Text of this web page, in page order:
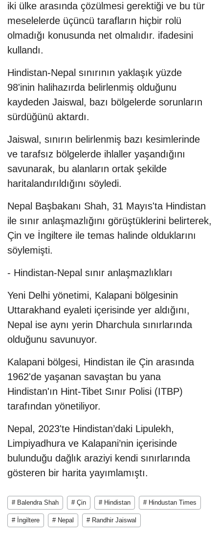
iki ülke arasında çözülmesi gerektiği ve bu tür
meselelerde üçüncü tarafların hiçbir rolü
olmadığı konusunda net olmalıdır. ifadesini
kullandı.
Hindistan-Nepal sınırının yaklaşık yüzde
98'inin halihazırda belirlenmiş olduğunu
kaydeden Jaiswal, bazı bölgelerde sorunların
sürdüğünü aktardı.
Jaiswal, sınırın belirlenmiş bazı kesimlerinde
ve tarafsız bölgelerde ihlaller yaşandığını
savunarak, bu alanların ortak şekilde
haritalandırıldığını söyledi.
Nepal Başbakanı Shah, 31 Mayıs'ta Hindistan
ile sınır anlaşmazlığını görüştüklerini belirterek,
Çin ve İngiltere ile temas halinde olduklarını
söylemişti.
- Hindistan-Nepal sınır anlaşmazlıkları
Yeni Delhi yönetimi, Kalapani bölgesinin
Uttarakhand eyaleti içerisinde yer aldığını,
Nepal ise aynı yerin Dharchula sınırlarında
olduğunu savunuyor.
Kalapani bölgesi, Hindistan ile Çin arasında
1962'de yaşanan savaştan bu yana
Hindistan'ın Hint-Tibet Sınır Polisi (ITBP)
tarafından yönetiliyor.
Nepal, 2023'te Hindistan’daki Lipulekh,
Limpiyadhura ve Kalapani’nin içerisinde
bulunduğu dağlık araziyi kendi sınırlarında
gösteren bir harita yayımlamıştı.
# Balendra Shah # Çin # Hindistan # Hindustan Times
# İngiltere # Nepal # Randhir Jaiswal